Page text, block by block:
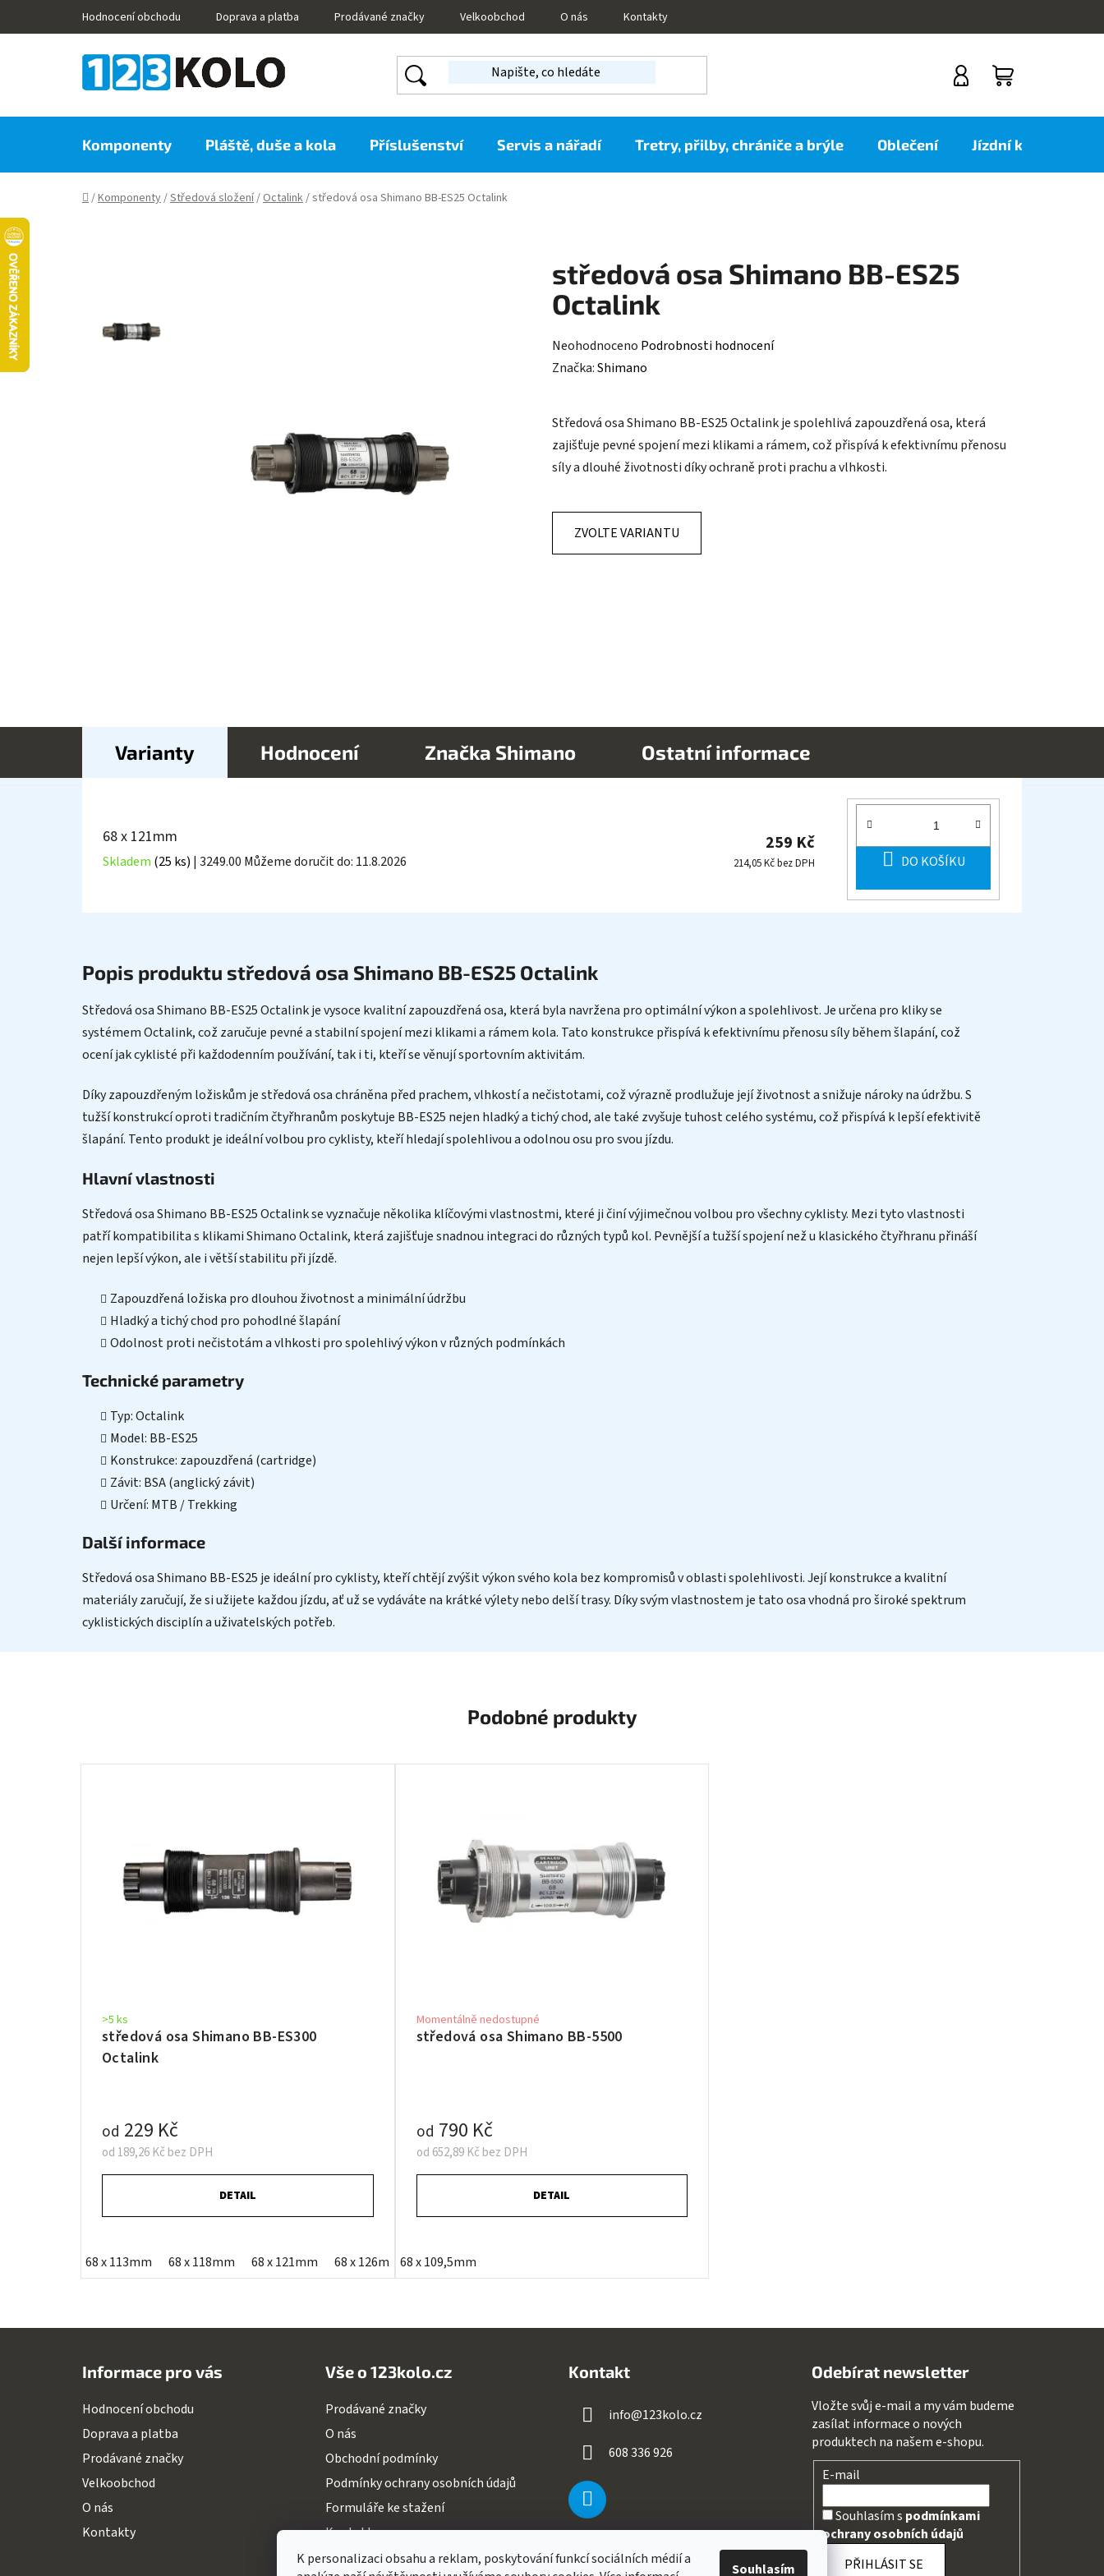
K personalizaci obsahu a reklam, poskytování funkcí sociálních médií a
Souhlasím
Hodnocení obchodu Doprava a platba Prodávané značky Velkoobchod O nás Kontakty
KOŠÍK
Komponenty Pláště, duše a kola Příslušenství Servis a nářadí Tretry, přilby, chrániče a brýle Oblečení Jízdní kola
Domů
/Komponenty/Středová složení/Octalink/středová osa Shimano BB-ES25 Octalink
středová osa Shimano BB-ES25
Octalink
Průměrné
hodnocení
Neohodnoceno Podrobnosti hodnocení
Značka:Shimano
Středová osa Shimano BB-ES25 Octalink je spolehlivá zapouzdřená osa, která
zajišťuje pevné spojení mezi klikami a rámem, což přispívá k efektivnímu přenosu
síly a dlouhé životnosti díky ochraně proti prachu a vlhkosti.
ZVOLTE VARIANTU
Varianty Hodnocení Značka Shimano Ostatní informace
68 x 121mm
Skladem (25 ks) | 3249.00 Můžeme doručit do: 11.8.2026
259 Kč
214,05 Kč bez DPH DO KOŠÍKU
Popis produktu středová osa Shimano BB-ES25 Octalink
Středová osa Shimano BB-ES25 Octalink je vysoce kvalitní zapouzdřená osa, která byla navržena pro optimální výkon a spolehlivost. Je určena pro kliky se
systémem Octalink, což zaručuje pevné a stabilní spojení mezi klikami a rámem kola. Tato konstrukce přispívá k efektivnímu přenosu síly během šlapání, což
ocení jak cyklisté při každodenním používání, tak i ti, kteří se věnují sportovním aktivitám.
Díky zapouzdřeným ložiskům je středová osa chráněna před prachem, vlhkostí a nečistotami, což výrazně prodlužuje její životnost a snižuje nároky na údržbu. S
tužší konstrukcí oproti tradičním čtyřhranům poskytuje BB-ES25 nejen hladký a tichý chod, ale také zvyšuje tuhost celého systému, což přispívá k lepší efektivitě
šlapání. Tento produkt je ideální volbou pro cyklisty, kteří hledají spolehlivou a odolnou osu pro svou jízdu.
Hlavní vlastnosti
Středová osa Shimano BB-ES25 Octalink se vyznačuje několika klíčovými vlastnostmi, které ji činí výjimečnou volbou pro všechny cyklisty. Mezi tyto vlastnosti
patří kompatibilita s klikami Shimano Octalink, která zajišťuje snadnou integraci do různých typů kol. Pevnější a tužší spojení než u klasického čtyřhranu přináší
nejen lepší výkon, ale i větší stabilitu při jízdě.
Zapouzdřená ložiska pro dlouhou životnost a minimální údržbu
Hladký a tichý chod pro pohodlné šlapání
Odolnost proti nečistotám a vlhkosti pro spolehlivý výkon v různých podmínkách
Technické parametry
Typ: Octalink
Model: BB-ES25
Konstrukce: zapouzdřená (cartridge)
Závit: BSA (anglický závit)
Určení: MTB / Trekking
Další informace
Středová osa Shimano BB-ES25 je ideální pro cyklisty, kteří chtějí zvýšit výkon svého kola bez kompromisů v oblasti spolehlivosti. Její konstrukce a kvalitní
materiály zaručují, že si užijete každou jízdu, ať už se vydáváte na krátké výlety nebo delší trasy. Díky svým vlastnostem je tato osa vhodná pro široké spektrum
cyklistických disciplín a uživatelských potřeb.
Podobné produkty
středová osa Shimano BB-ES300
Octalink
>5 ks
od 189,26 Kč bez DPH
od 229 Kč
DETAIL
68 x 113mm 68 x 118mm 68 x 121mm 68 x 126mm 73 x 118mm
středová osa Shimano BB-5500
Momentálně nedostupné
od 652,89 Kč bez DPH
od 790 Kč
DETAIL
68 x 109,5mm
Informace pro vás
Hodnocení obchodu
Doprava a platba
Prodávané značky
Velkoobchod
O nás
Kontakty
Vše o 123kolo.cz
Prodávané značky
O nás
Obchodní podmínky
Podmínky ochrany osobních údajů
Formuláře ke stažení
Kontakty
Kontakt
info@123kolo.cz
608 336 926
Odebírat newsletter
Vložte svůj e-mail a my vám budeme
zasílat informace o nových
produktech na našem e-shopu.
E-mail
Souhlasím s podmínkami
ochrany osobních údajů
PŘIHLÁSIT SE